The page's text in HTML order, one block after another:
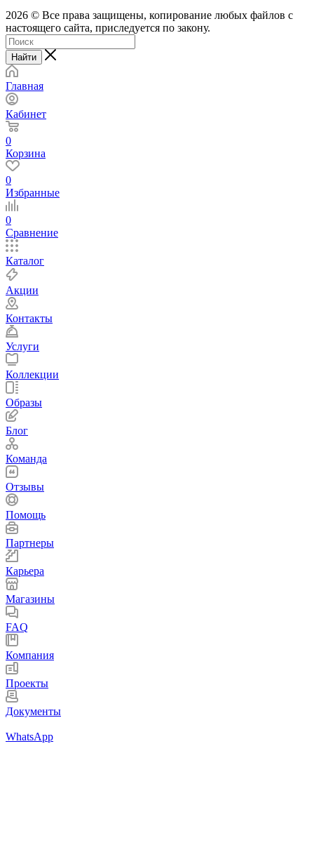
2026 © Все права защищены, копирование любых файлов с
настоящего сайта, приследуется по закону.
Найти
Главная
Кабинет
0
Корзина
0
Избранные
0
Сравнение
Каталог
Акции
Контакты
Услуги
Коллекции
Образы
Блог
Команда
Отзывы
Помощь
Партнеры
Карьера
Магазины
FAQ
Компания
Проекты
Документы
WhatsApp